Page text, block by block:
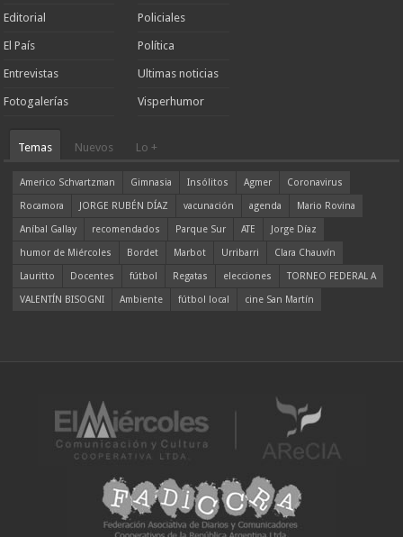
Editorial
El País
Entrevistas
Fotogalerías
Policiales
Política
Ultimas noticias
Visperhumor
Temas Nuevos Lo +
Americo Schvartzman Gimnasia Insólitos Agmer
Coronavirus
Rocamora
JORGE RUBÉN DÍAZ vacunación agenda
Mario Rovina
Aníbal Gallay
recomendados Parque Sur ATE
Jorge Díaz
humor de Miércoles
Bordet Marbot Urribarri
Clara Chauvín
Lauritto
Docentes fútbol Regatas elecciones
TORNEO FEDERAL A
VALENTÍN BISOGNI
Ambiente fútbol local cine San Martín